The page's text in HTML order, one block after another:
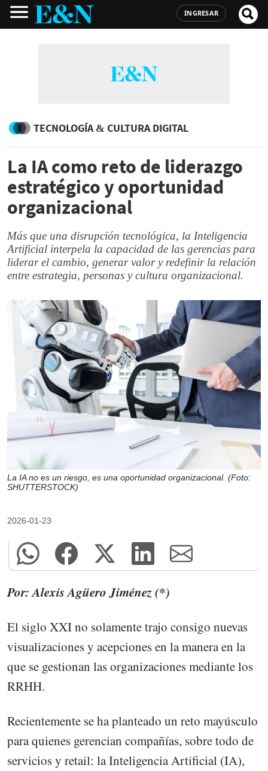
INGRESAR
TECNOLOGÍA & CULTURA DIGITAL
La IA como reto de liderazgo
estratégico y oportunidad
organizacional
Más que una disrupción tecnológica, la Inteligencia
Artificial interpela la capacidad de las gerencias para
liderar el cambio, generar valor y redefinir la relación
entre estrategia, personas y cultura organizacional.
La IA no es un riesgo, es una oportunidad organizacional. (Foto:
SHUTTERSTOCK)
2026-01-23
Por: Alexis Agüero Jiménez (*)
El siglo XXI no solamente trajo consigo nuevas
visualizaciones y acepciones en la manera en la
que se gestionan las organizaciones mediante los
RRHH.
Recientemente se ha planteado un reto mayúsculo
para quienes gerencian compañías, sobre todo de
servicios y retail: la Inteligencia Artificial (IA),